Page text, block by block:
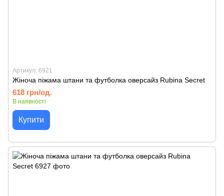
Артикул: 6921
Жіноча піжама штани та футболка оверсайз Rubina Secret
618 грн/од.
В наявності
Купити